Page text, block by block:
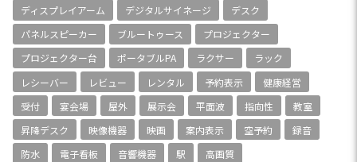
ディスプレイアーム
デジタルサイネージ
デスク
パネルスピーカー
ブルートゥース
プロジェクター
プロジェクター台
ポータブルPA ラクサー
ラック
レシーバー
レビュー レンタル 予約表示
健康経営
受付
宴会場 屋外 展示会 平面波 指向性
教室
昇降デスク
映像機器 映画 案内表示 空予約
録音
防水
電子看板 音響機器 駅 高画質